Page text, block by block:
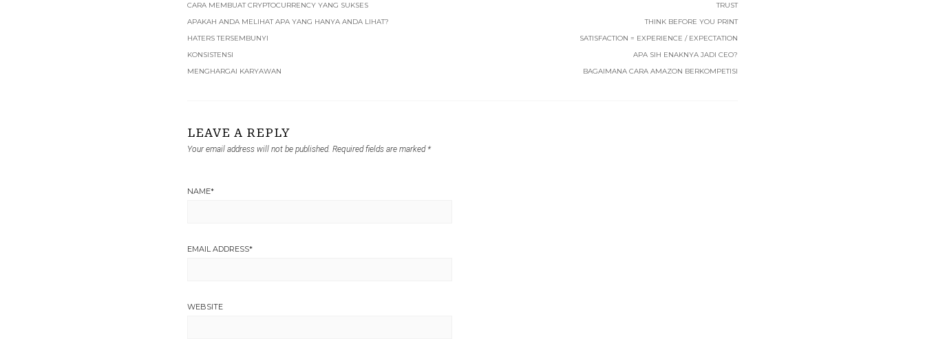
CARA MEMBUAT CRYPTOCURRENCY YANG SUKSES
APAKAH ANDA MELIHAT APA YANG HANYA ANDA LIHAT?
HATERS TERSEMBUNYI
KONSISTENSI
MENGHARGAI KARYAWAN
TRUST
THINK BEFORE YOU PRINT
SATISFACTION = EXPERIENCE / EXPECTATION
APA SIH ENAKNYA JADI CEO?
BAGAIMANA CARA AMAZON BERKOMPETISI
LEAVE A REPLY
Your email address will not be published. Required fields are marked *
NAME*
EMAIL ADDRESS*
WEBSITE